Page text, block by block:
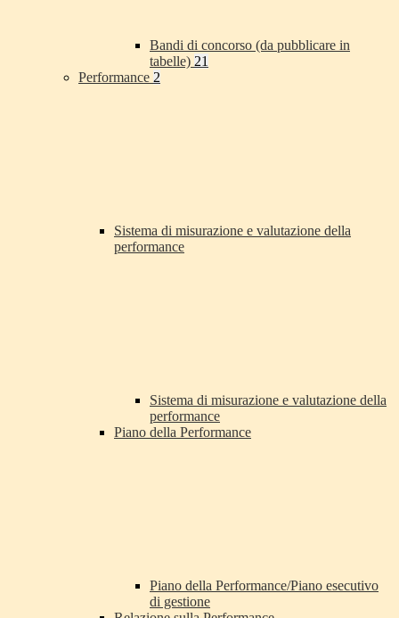
Bandi di concorso (da pubblicare in
tabelle) 21
Performance 2
Sistema di misurazione e valutazione della
performance
Sistema di misurazione e valutazione della
performance
Piano della Performance
Piano della Performance/Piano esecutivo
di gestione